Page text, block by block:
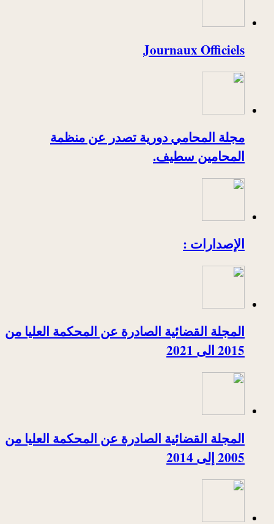
Journaux Officiels
مجلة المحامي دورية تصدر عن منظمة
المحامين سطيف.
الإصدارات :
المجلة القضائية الصادرة عن المحكمة العليا من
2015 الى 2021
المجلة القضائية الصادرة عن المحكمة العليا من
2005 إلى 2014